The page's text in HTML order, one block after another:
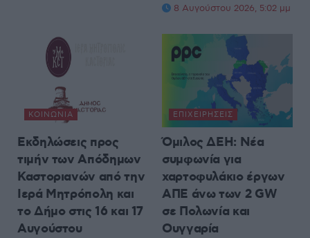
8 Αυγούστου 2026, 5:02 μμ
ΚΟΙΝΩΝΊΑ
Εκδηλώσεις προς
τιμήν των Απόδημων
Καστοριανών από την
Ιερά Μητρόπολη και
το Δήμο στις 16 και 17
Αυγούστου
ΕΠΙΧΕΙΡΉΣΕΙΣ
Όμιλος ΔΕΗ: Νέα
συμφωνία για
χαρτοφυλάκιο έργων
ΑΠΕ άνω των 2 GW
σε Πολωνία και
Ουγγαρία